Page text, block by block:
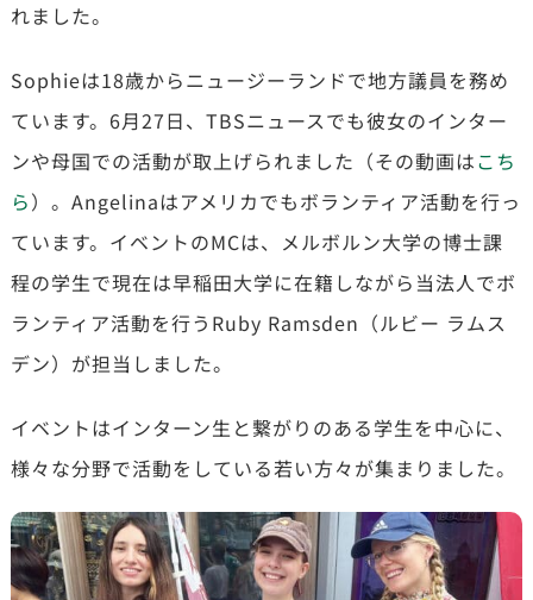
れました。
Sophieは18歳からニュージーランドで地方議員を務め
ています。6月27日、TBSニュースでも彼女のインター
ンや母国での活動が取上げられました（その動画はこち
ら）。Angelinaはアメリカでもボランティア活動を行っ
ています。イベントのMCは、メルボルン大学の博士課
程の学生で現在は早稲田大学に在籍しながら当法人でボ
ランティア活動を行うRuby Ramsden（ルビー ラムス
デン）が担当しました。
イベントはインターン生と繋がりのある学生を中心に、
様々な分野で活動をしている若い方々が集まりました。